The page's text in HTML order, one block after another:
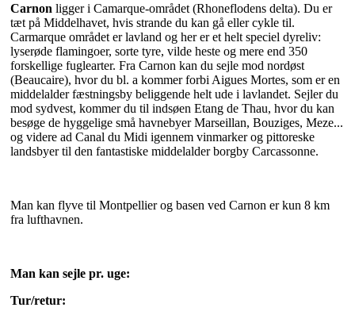
Carnon ligger i Camarque-området (Rhoneflodens delta). Du er
tæt på Middelhavet, hvis strande du kan gå eller cykle til.
Carmarque området er lavland og her er et helt speciel dyreliv:
lyserøde flamingoer, sorte tyre, vilde heste og mere end 350
forskellige fuglearter. Fra Carnon kan du sejle mod nordøst
(Beaucaire), hvor du bl. a kommer forbi Aigues Mortes, som er en
middelalder fæstningsby beliggende helt ude i lavlandet. Sejler du
mod sydvest, kommer du til indsøen Etang de Thau, hvor du kan
besøge de hyggelige små havnebyer Marseillan, Bouziges, Meze...
og videre ad Canal du Midi igennem vinmarker og pittoreske
landsbyer til den fantastiske middelalder borgby Carcassonne.
Man kan flyve til Montpellier og basen ved Carnon er kun 8 km
fra lufthavnen.
Man kan sejle pr. uge:
Tur/retur: